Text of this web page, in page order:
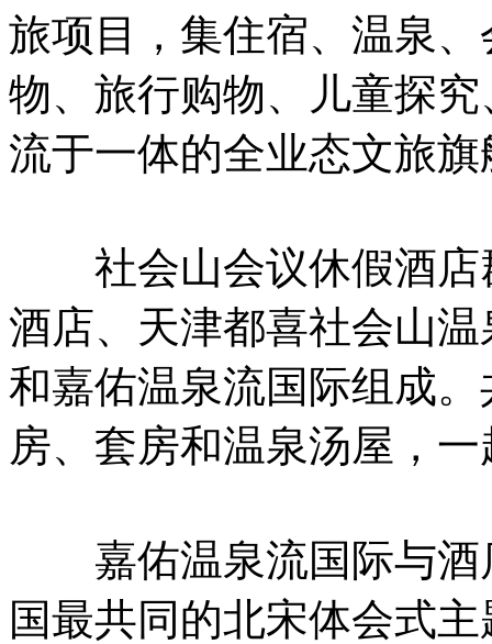
旅项目，集住宿、温泉
物、旅行购物、儿童探
流于一体的全业态文旅
社会山会议休假酒店
酒店、天津都喜社会山
和嘉佑温泉流国际组成
房、套房和温泉汤屋，
嘉佑温泉流国际与酒
国最共同的北宋体会式